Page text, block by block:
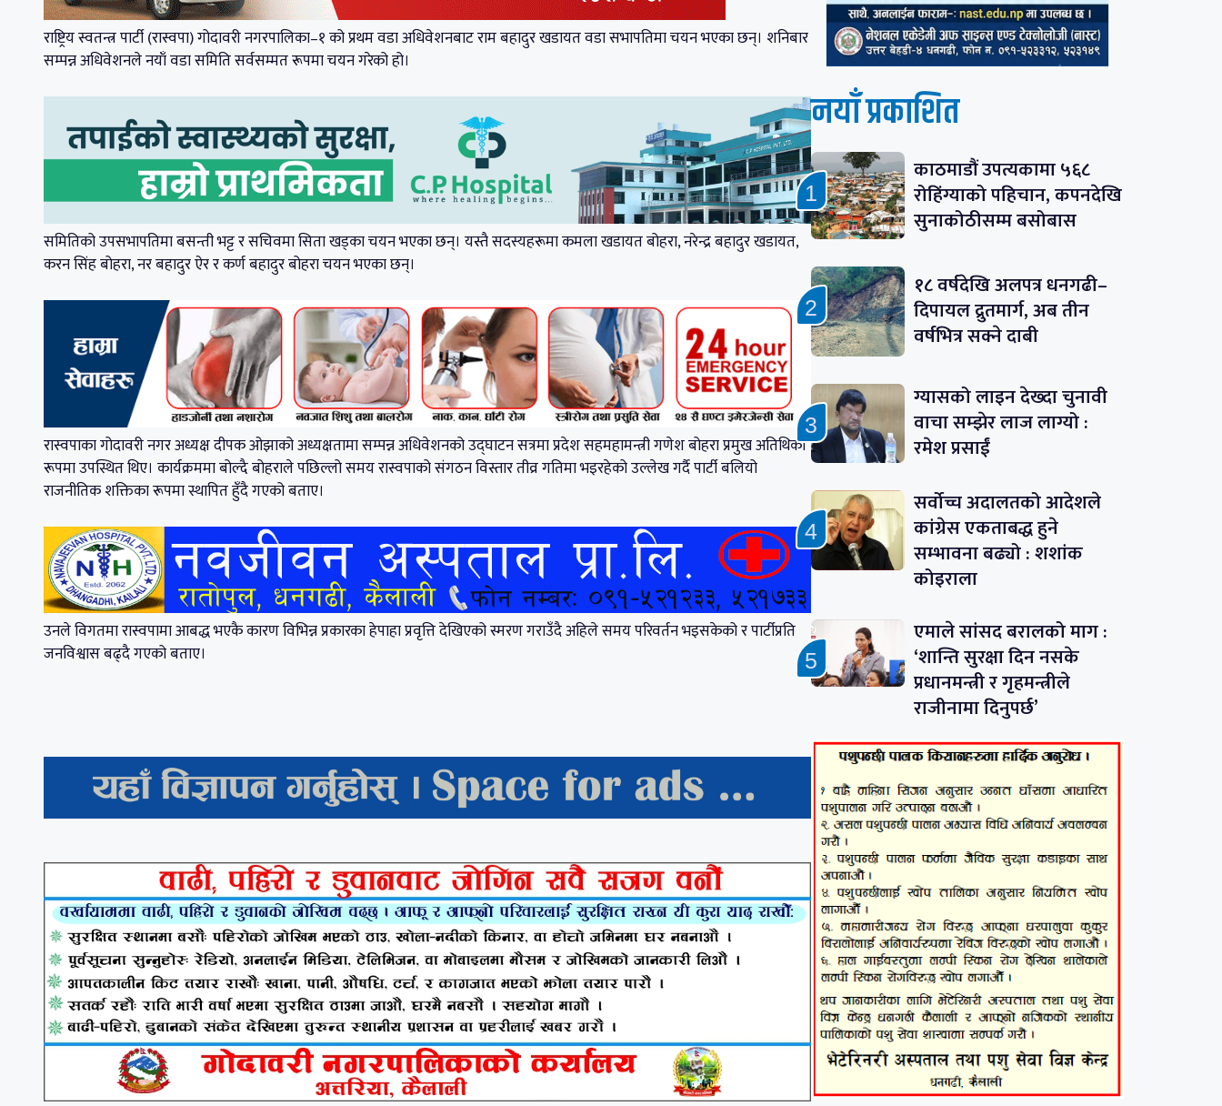
राष्ट्रिय स्वतन्त्र पार्टी (रास्वपा) गोदावरी नगरपालिका–१ को प्रथम वडा अधिवेशनबाट राम बहादुर खडायत वडा सभापतिमा चयन भएका छन्। शनिबार
सम्पन्न अधिवेशनले नयाँ वडा समिति सर्वसम्मत रूपमा चयन गरेको हो।
समितिको उपसभापतिमा बसन्ती भट्ट र सचिवमा सिता खड्का चयन भएका छन्। यस्तै सदस्यहरूमा कमला खडायत बोहरा, नरेन्द्र बहादुर खडायत,
करन सिंह बोहरा, नर बहादुर ऐर र कर्ण बहादुर बोहरा चयन भएका छन्।
रास्वपाका गोदावरी नगर अध्यक्ष दीपक ओझाको अध्यक्षतामा सम्पन्न अधिवेशनको उद्घाटन सत्रमा प्रदेश सहमहामन्त्री गणेश बोहरा प्रमुख अतिथिका
रूपमा उपस्थित थिए। कार्यक्रममा बोल्दै बोहराले पछिल्लो समय रास्वपाको संगठन विस्तार तीव्र गतिमा भइरहेको उल्लेख गर्दै पार्टी बलियो
राजनीतिक शक्तिका रूपमा स्थापित हुँदै गएको बताए।
उनले विगतमा रास्वपामा आबद्ध भएकै कारण विभिन्न प्रकारका हेपाहा प्रवृत्ति देखिएको स्मरण गराउँदै अहिले समय परिवर्तन भइसकेको र पार्टीप्रति
जनविश्वास बढ्दै गएको बताए।
नयाँ प्रकाशित
काठमाडौं उपत्यकामा ५६८
रोहिंग्याको पहिचान, कपनदेखि
सुनाकोठीसम्म बसोबास
१८ वर्षदेखि अलपत्र धनगढी–
दिपायल द्रुतमार्ग, अब तीन
वर्षभित्र सक्ने दाबी
ग्यासको लाइन देख्दा चुनावी
वाचा सम्झेर लाज लाग्यो :
रमेश प्रसाईं
सर्वोच्च अदालतको आदेशले
कांग्रेस एकताबद्ध हुने
सम्भावना बढ्यो : शशांक
कोइराला
एमाले सांसद बरालको माग :
‘शान्ति सुरक्षा दिन नसके
प्रधानमन्त्री र गृहमन्त्रीले
राजीनामा दिनुपर्छ’